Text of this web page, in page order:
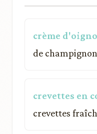
crème
de
crevettes en
crevettes